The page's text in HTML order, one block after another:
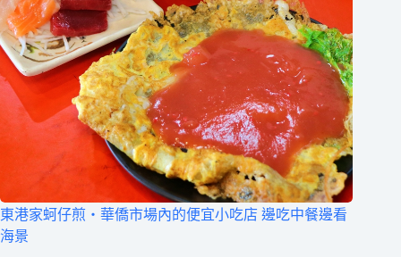
東港家蚵仔煎‧華僑市場內的便宜小吃店 邊吃中餐邊看
海景